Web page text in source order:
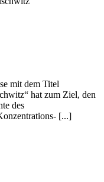
mit dem Titel
hat zum Ziel, den
des
[...]